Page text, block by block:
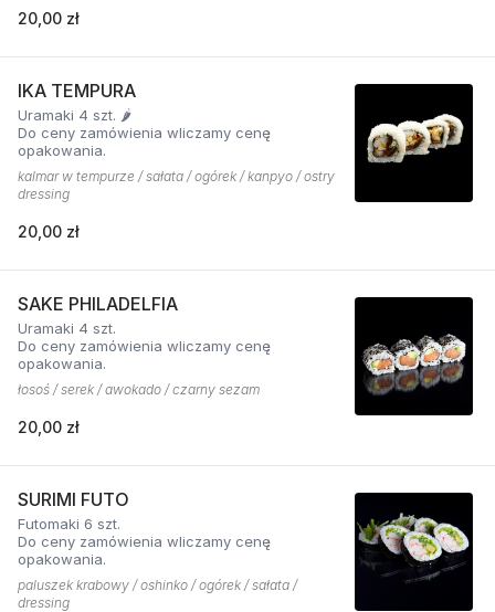
20,00 zł
IKA TEMPURA
Uramaki 4 szt. 🌶️
Do ceny zamówienia wliczamy cenę
opakowania.
kalmar w tempurze / sałata / ogórek / kanpyo / ostry
dressing
20,00 zł
SAKE PHILADELFIA
Uramaki 4 szt.
Do ceny zamówienia wliczamy cenę
opakowania.
łosoś / serek / awokado / czarny sezam
20,00 zł
SURIMI FUTO
Futomaki 6 szt.
Do ceny zamówienia wliczamy cenę
opakowania.
paluszek krabowy / oshinko / ogórek / sałata /
dressing